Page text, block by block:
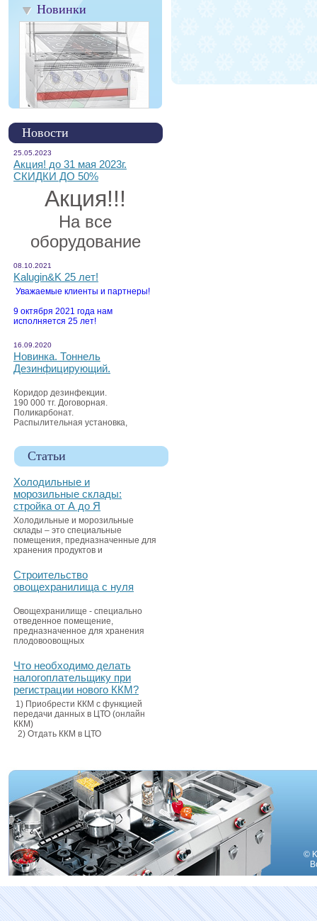
Новинки
Новости
25.05.2023
Акция! до 31 мая 2023г.
СКИДКИ ДО 50%
Акция!!!
На все
оборудование
08.10.2021
Kalugin&K 25 лет!
Уважаемые клиенты и партнеры!
9 октября 2021 года нам
исполняется 25 лет!
16.09.2020
Новинка. Тоннель
Дезинфицирующий.
Коридор дезинфекции.
190 000 тг. Договорная.
Поликарбонат.
Распылительная установка,
Статьи
Холодильные и
морозильные склады:
стройка от А до Я
Холодильные и морозильные
склады – это специальные
помещения, предназначенные для
хранения продуктов и
Строительство
овощехранилища с нуля
Овощехранилище - специально
отведенное помещение,
предназначенное для хранения
плодовоовощных
Что необходимо делать
налогоплательщику при
регистрации нового ККМ?
1) Приобрести ККМ с функцией
передачи данных в ЦТО (онлайн
ККМ)
2) Отдать ККМ в ЦТО
©